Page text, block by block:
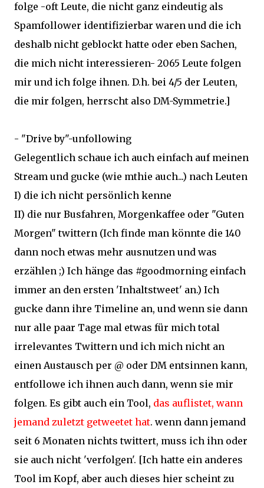
folge -oft Leute, die nicht ganz eindeutig als
Spamfollower identifizierbar waren und die ich
deshalb nicht geblockt hatte oder eben Sachen,
die mich nicht interessieren- 2065 Leute folgen
mir und ich folge ihnen. D.h. bei 4/5 der Leuten,
die mir folgen, herrscht also DM-Symmetrie.]
- "Drive by"-unfollowing
Gelegentlich schaue ich auch einfach auf meinen
Stream und gucke (wie mthie auch...) nach Leuten
I) die ich nicht persönlich kenne
II) die nur Busfahren, Morgenkaffee oder "Guten
Morgen" twittern (Ich finde man könnte die 140
dann noch etwas mehr ausnutzen und was
erzählen ;) Ich hänge das #goodmorning einfach
immer an den ersten 'Inhaltstweet' an.) Ich
gucke dann ihre Timeline an, und wenn sie dann
nur alle paar Tage mal etwas für mich total
irrelevantes Twittern und ich mich nicht an
einen Austausch per @ oder DM entsinnen kann,
entfollowe ich ihnen auch dann, wenn sie mir
folgen. Es gibt auch ein Tool, das auflistet, wann
jemand zuletzt getweetet hat. wenn dann jemand
seit 6 Monaten nichts twittert, muss ich ihn oder
sie auch nicht 'verfolgen'. [Ich hatte ein anderes
Tool im Kopf, aber auch dieses hier scheint zu